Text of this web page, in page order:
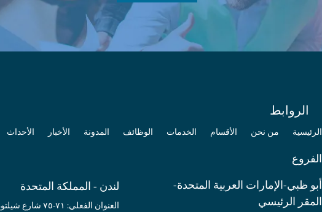
الروابط
الرئيسية من نحن الأقسام الخدمات الوظائف المدونة الأخبار الأحداث
لندن - المملكة المتحدة
العنوان الفعلي: ٧١-
الفروع
أبو ظبي-الإمارات العربية المتحدة-
المقر الرئيسي